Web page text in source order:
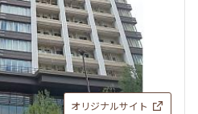
オリジナルサイト